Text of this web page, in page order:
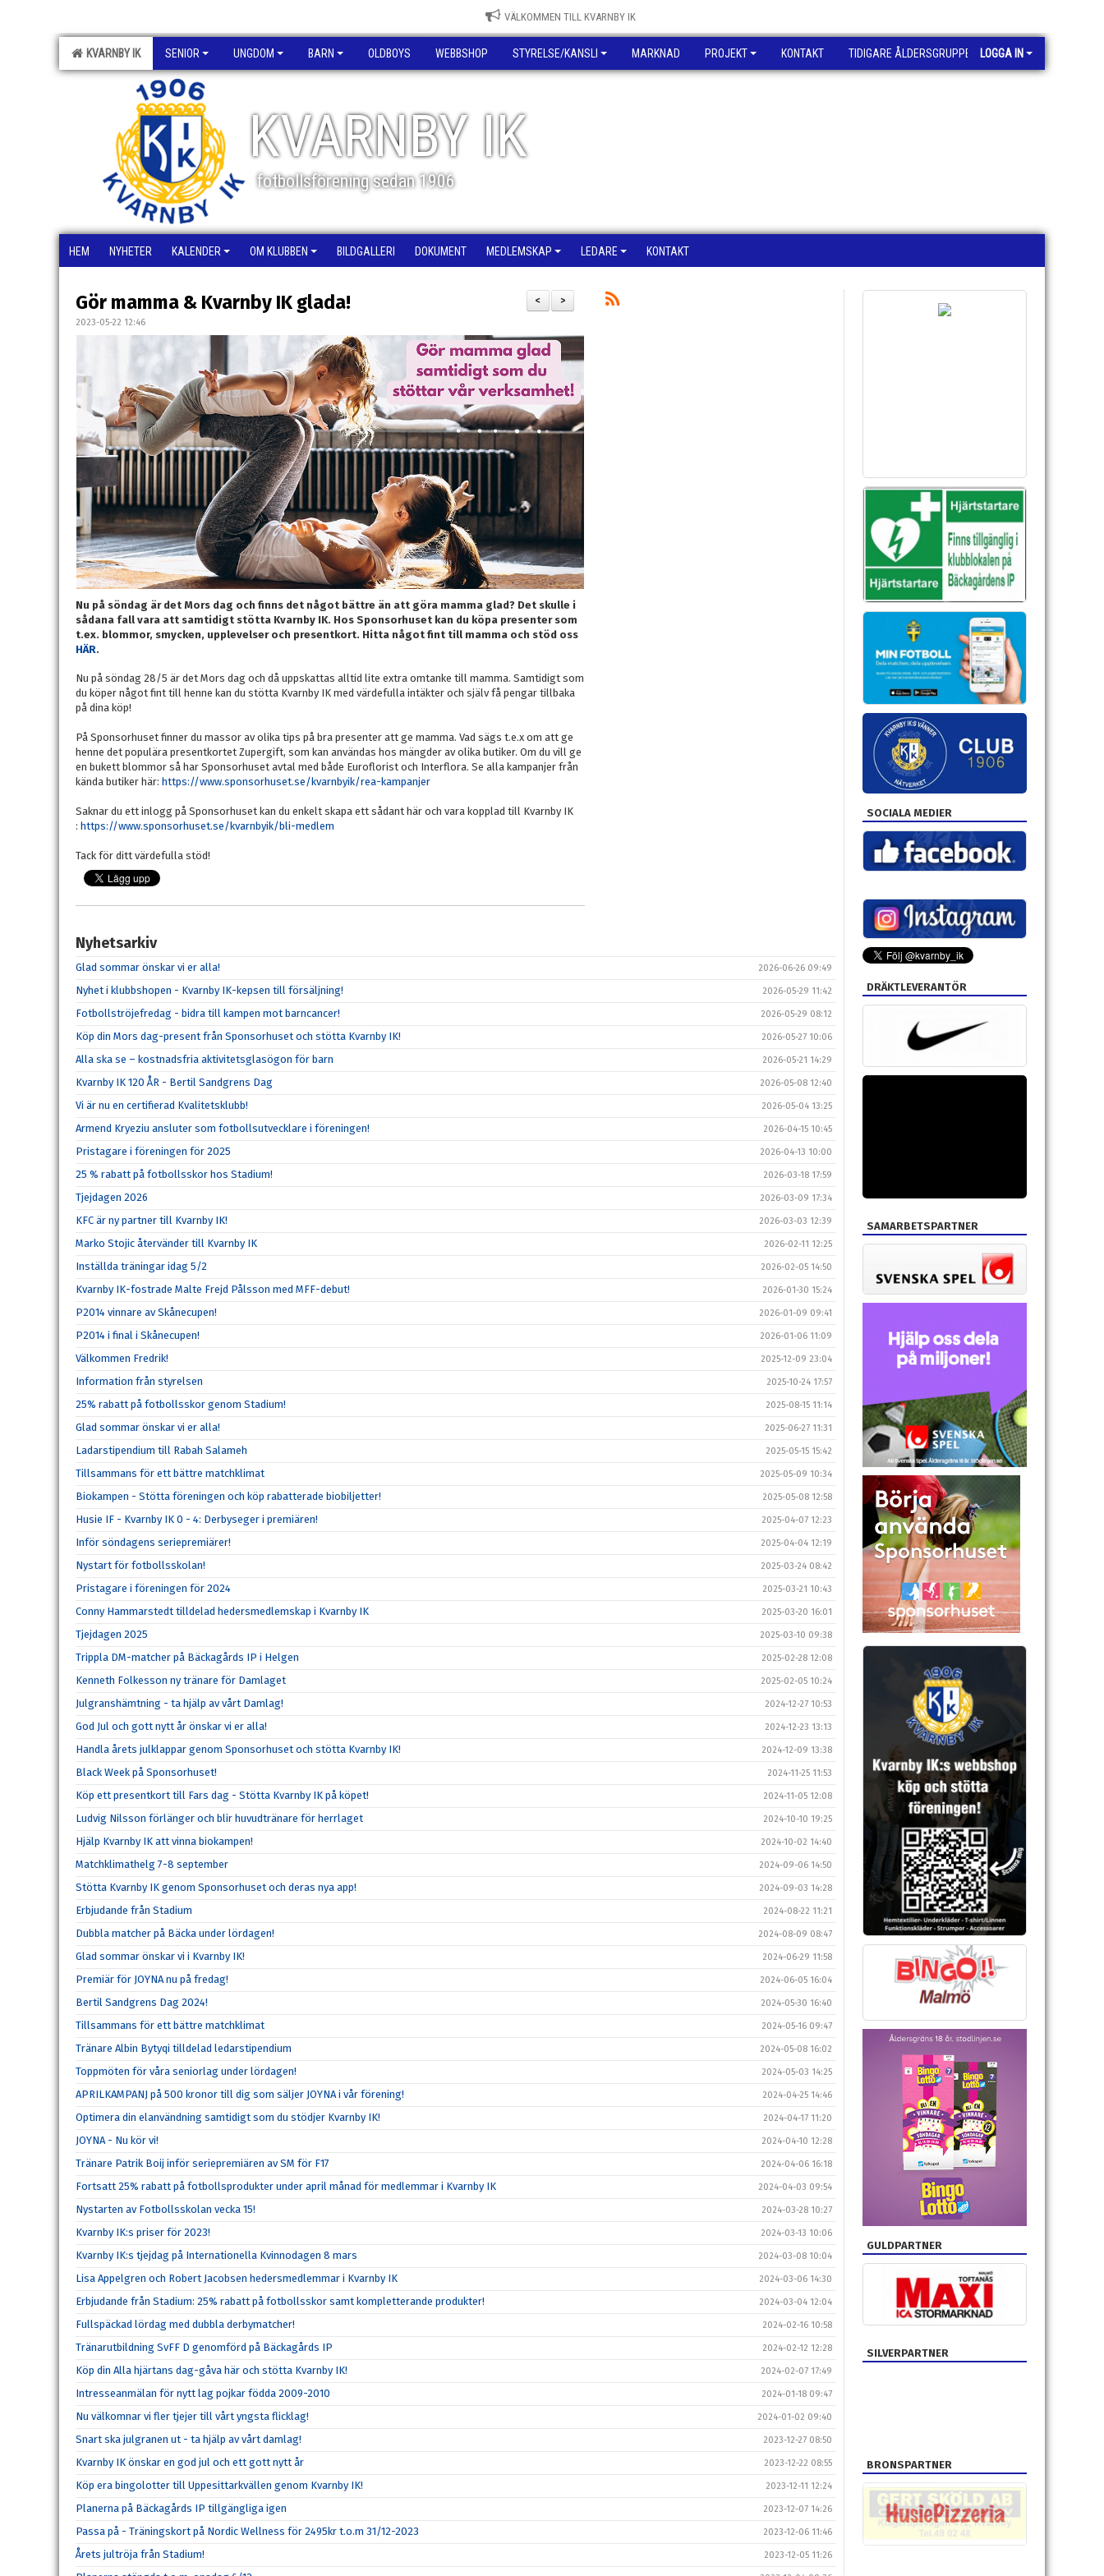
VÄLKOMMEN TILL KVARNBY IK
KVARNBY IK SENIOR UNGDOM BARN OLDBOYS WEBBSHOP STYRELSE/KANSLI MARKNAD PROJEKT KONTAKT TIDIGARE ÅLDERSGRUPPER LOGGA IN
KVARNBY IK
fotbollsförening sedan 1906
HEM NYHETER KALENDER OM KLUBBEN BILDGALLERI DOKUMENT MEDLEMSKAP LEDARE KONTAKT
>
<
Gör mamma & Kvarnby IK glada!
2023-05-22 12:46
Nu på söndag är det Mors dag och finns det något bättre än att göra mamma glad? Det skulle i
sådana fall vara att samtidigt stötta Kvarnby IK. Hos Sponsorhuset kan du köpa presenter som
t.ex. blommor, smycken, upplevelser och presentkort. Hitta något fint till mamma och stöd oss
HÄR.
Nu på söndag 28/5 är det Mors dag och då uppskattas alltid lite extra omtanke till mamma. Samtidigt som
du köper något fint till henne kan du stötta Kvarnby IK med värdefulla intäkter och själv få pengar tillbaka
på dina köp!
På Sponsorhuset finner du massor av olika tips på bra presenter att ge mamma. Vad sägs t.e.x om att ge
henne det populära presentkortet Zupergift, som kan användas hos mängder av olika butiker. Om du vill ge
en bukett blommor så har Sponsorhuset avtal med både Euroflorist och Interflora. Se alla kampanjer från
kända butiker här: https://www.sponsorhuset.se/kvarnbyik/rea-kampanjer
Saknar du ett inlogg på Sponsorhuset kan du enkelt skapa ett sådant här och vara kopplad till Kvarnby IK
: https://www.sponsorhuset.se/kvarnbyik/bli-medlem
Tack för ditt värdefulla stöd!
Nyhetsarkiv
Glad sommar önskar vi er alla! 2026-06-26 09:49
Nyhet i klubbshopen - Kvarnby IK-kepsen till försäljning! 2026-05-29 11:42
Fotbollströjefredag - bidra till kampen mot barncancer! 2026-05-29 08:12
Köp din Mors dag-present från Sponsorhuset och stötta Kvarnby IK! 2026-05-27 10:06
Alla ska se – kostnadsfria aktivitetsglasögon för barn 2026-05-21 14:29
Kvarnby IK 120 ÅR - Bertil Sandgrens Dag 2026-05-08 12:40
Vi är nu en certifierad Kvalitetsklubb! 2026-05-04 13:25
Armend Kryeziu ansluter som fotbollsutvecklare i föreningen! 2026-04-15 10:45
Pristagare i föreningen för 2025 2026-04-13 10:00
25 % rabatt på fotbollsskor hos Stadium! 2026-03-18 17:59
Tjejdagen 2026 2026-03-09 17:34
KFC är ny partner till Kvarnby IK! 2026-03-03 12:39
Marko Stojic återvänder till Kvarnby IK 2026-02-11 12:25
Inställda träningar idag 5/2 2026-02-05 14:50
Kvarnby IK-fostrade Malte Frejd Pålsson med MFF-debut! 2026-01-30 15:24
P2014 vinnare av Skånecupen! 2026-01-09 09:41
P2014 i final i Skånecupen! 2026-01-06 11:09
Välkommen Fredrik! 2025-12-09 23:04
Information från styrelsen 2025-10-24 17:57
25% rabatt på fotbollsskor genom Stadium! 2025-08-15 11:14
Glad sommar önskar vi er alla! 2025-06-27 11:31
Ladarstipendium till Rabah Salameh 2025-05-15 15:42
Tillsammans för ett bättre matchklimat 2025-05-09 10:34
Biokampen - Stötta föreningen och köp rabatterade biobiljetter! 2025-05-08 12:58
Husie IF - Kvarnby IK 0 - 4: Derbyseger i premiären! 2025-04-07 12:23
Inför söndagens seriepremiärer! 2025-04-04 12:19
Nystart för fotbollsskolan! 2025-03-24 08:42
Pristagare i föreningen för 2024 2025-03-21 10:43
Conny Hammarstedt tilldelad hedersmedlemskap i Kvarnby IK 2025-03-20 16:01
Tjejdagen 2025 2025-03-10 09:38
Trippla DM-matcher på Bäckagårds IP i Helgen 2025-02-28 12:08
Kenneth Folkesson ny tränare för Damlaget 2025-02-05 10:24
Julgranshämtning - ta hjälp av vårt Damlag! 2024-12-27 10:53
God Jul och gott nytt år önskar vi er alla! 2024-12-23 13:13
Handla årets julklappar genom Sponsorhuset och stötta Kvarnby IK! 2024-12-09 13:38
Black Week på Sponsorhuset! 2024-11-25 11:53
Köp ett presentkort till Fars dag - Stötta Kvarnby IK på köpet! 2024-11-05 12:08
Ludvig Nilsson förlänger och blir huvudtränare för herrlaget 2024-10-10 19:25
Hjälp Kvarnby IK att vinna biokampen! 2024-10-02 14:40
Matchklimathelg 7-8 september 2024-09-06 14:50
Stötta Kvarnby IK genom Sponsorhuset och deras nya app! 2024-09-03 14:28
Erbjudande från Stadium 2024-08-22 11:21
Dubbla matcher på Bäcka under lördagen! 2024-08-09 08:47
Glad sommar önskar vi i Kvarnby IK! 2024-06-29 11:58
Premiär för JOYNA nu på fredag! 2024-06-05 16:04
Bertil Sandgrens Dag 2024! 2024-05-30 16:40
Tillsammans för ett bättre matchklimat 2024-05-16 09:47
Tränare Albin Bytyqi tilldelad ledarstipendium 2024-05-08 16:02
Toppmöten för våra seniorlag under lördagen! 2024-05-03 14:25
APRILKAMPANJ på 500 kronor till dig som säljer JOYNA i vår förening! 2024-04-25 14:46
Optimera din elanvändning samtidigt som du stödjer Kvarnby IK! 2024-04-17 11:20
JOYNA - Nu kör vi! 2024-04-10 12:28
Tränare Patrik Boij inför seriepremiären av SM för F17 2024-04-06 16:18
Fortsatt 25% rabatt på fotbollsprodukter under april månad för medlemmar i Kvarnby IK 2024-04-03 09:54
Nystarten av Fotbollsskolan vecka 15! 2024-03-28 10:27
Kvarnby IK:s priser för 2023! 2024-03-13 10:06
Kvarnby IK:s tjejdag på Internationella Kvinnodagen 8 mars 2024-03-08 10:04
Lisa Appelgren och Robert Jacobsen hedersmedlemmar i Kvarnby IK 2024-03-06 14:30
Erbjudande från Stadium: 25% rabatt på fotbollsskor samt kompletterande produkter! 2024-03-04 12:04
Fullspäckad lördag med dubbla derbymatcher! 2024-02-16 10:58
Tränarutbildning SvFF D genomförd på Bäckagårds IP 2024-02-12 12:28
Köp din Alla hjärtans dag-gåva här och stötta Kvarnby IK! 2024-02-07 17:49
Intresseanmälan för nytt lag pojkar födda 2009-2010 2024-01-18 09:47
Nu välkomnar vi fler tjejer till vårt yngsta flicklag! 2024-01-02 09:40
Snart ska julgranen ut - ta hjälp av vårt damlag! 2023-12-27 08:50
Kvarnby IK önskar en god jul och ett gott nytt år 2023-12-22 08:55
Köp era bingolotter till Uppesittarkvällen genom Kvarnby IK! 2023-12-11 12:24
Planerna på Bäckagårds IP tillgängliga igen 2023-12-07 14:26
Passa på - Träningskort på Nordic Wellness för 2495kr t.o.m 31/12-2023 2023-12-06 11:46
Årets jultröja från Stadium! 2023-12-05 11:26
SOCIALA MEDIER
DRÄKTLEVERANTÖR
SAMARBETSPARTNER
GULDPARTNER
SILVERPARTNER
BRONSPARTNER